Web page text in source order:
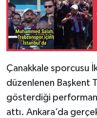
Çanakkale sporcusu
düzenlenen Başkent
gösterdiği
attı. Ankara’da